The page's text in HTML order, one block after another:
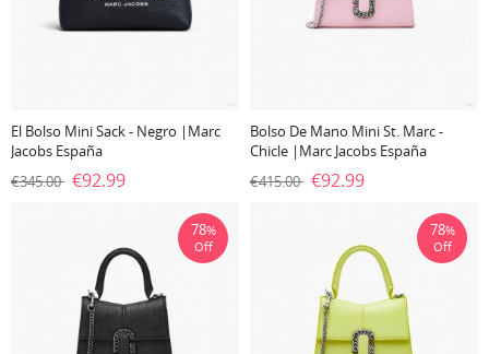
El Bolso Mini Sack - Negro |Marc
Jacobs España
€345.00 €92.99
Bolso De Mano Mini St. Marc -
Chicle |Marc Jacobs España
€415.00 €92.99
78%
Off
78%
Off